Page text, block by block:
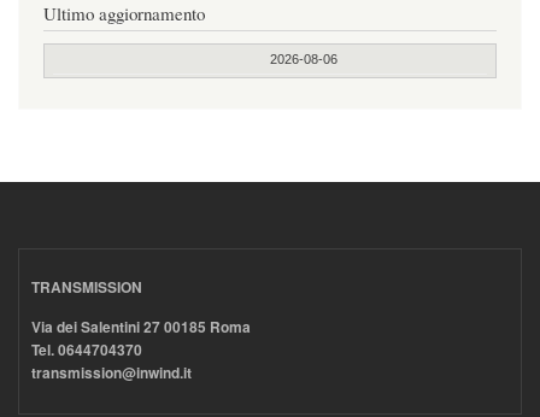
Ultimo aggiornamento
2026-08-06
TRANSMISSION
Via dei Salentini 27 00185 Roma
Tel. 0644704370
transmission@inwind.it